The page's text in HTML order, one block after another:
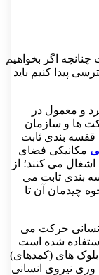
اگر بخواهیم
کنیم باید
معمول در
و سازمان
بندی ثابت
فضای
می کنند؛ از
ثابت می
آن تا
حرکت می
شده است
های (کمدهای)
انسانی